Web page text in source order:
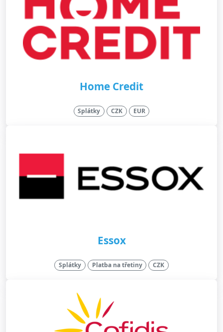
Home Credit
Splátky CZK EUR
Essox
Splátky Platba na třetiny CZK